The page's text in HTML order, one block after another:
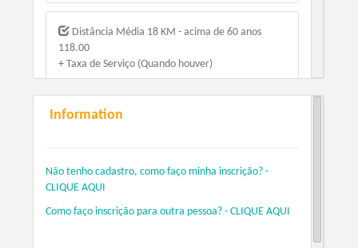
Distância Média 18 KM - acima de 60 anos
118.00
+ Taxa de Serviço (Quando houver)
Distância Longa 28 KM - acima de 60 anos
145.00
Information
Não tenho cadastro, como faço minha inscrição? -
CLIQUE AQUI
Como faço inscrição para outra pessoa? - CLIQUE AQUI